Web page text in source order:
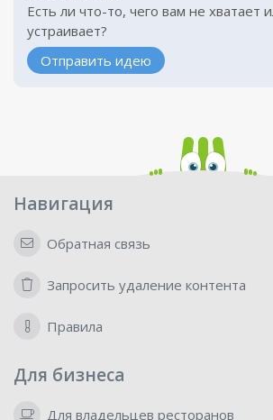
Есть ли что-то, чего вам не хватает
устраивает?
Отправить идею
Навигация
Обратная связь
Запросить удаление контента
Правила
Для бизнеса
Для владельцев ресторанов